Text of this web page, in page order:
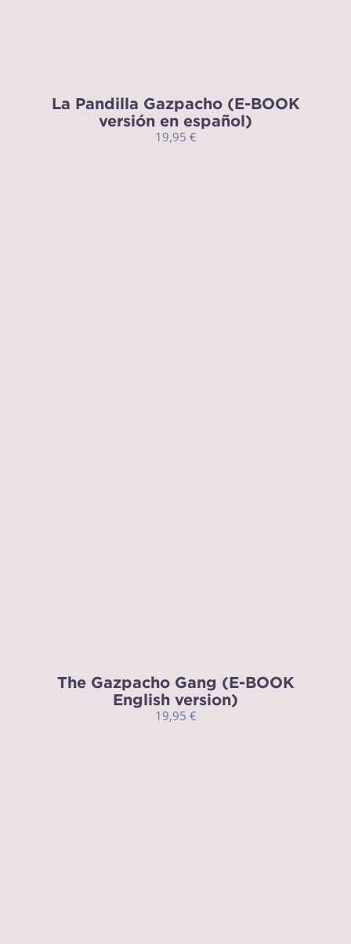
La Pandilla Gazpacho (E-BOOK
versión en español)
19,95 €
The Gazpacho Gang (E-BOOK
English version)
19,95 €